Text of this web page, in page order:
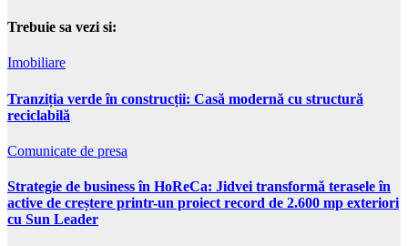
Trebuie sa vezi si:
Imobiliare
Tranziția verde în construcții: Casă modernă cu structură
reciclabilă
Comunicate de presa
Strategie de business în HoReCa: Jidvei transformă terasele în
active de creștere printr-un proiect record de 2.600 mp exteriori
cu Sun Leader